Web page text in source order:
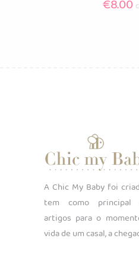
€8.00
A Chic My Baby foi
tem como principal
artigos para o
vida de um casal, a